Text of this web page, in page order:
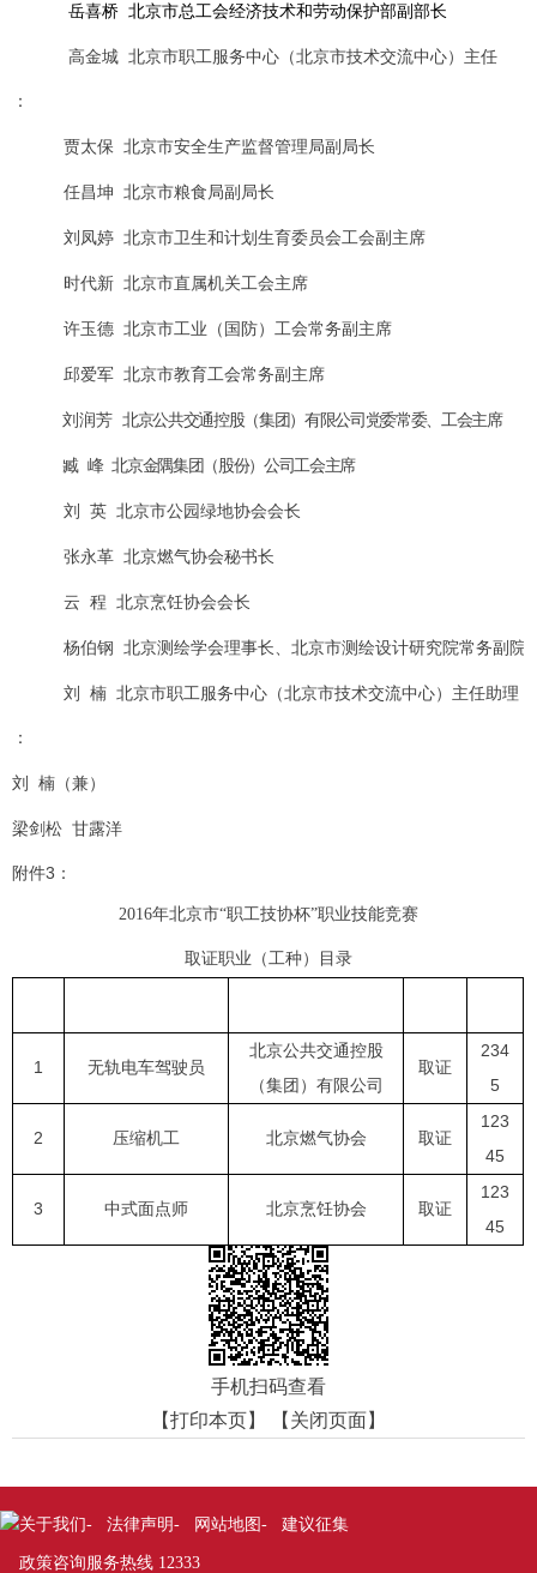
岳喜桥 北京市总工会经济技术和劳动保护部副部长
高金城 北京市职工服务中心（北京市技术交流中心）主任
：
贾太保 北京市安全生产监督管理局副局长
任昌坤 北京市粮食局副局长
刘凤婷 北京市卫生和计划生育委员会工会副主席
时代新 北京市直属机关工会主席
许玉德 北京市工业（国防）工会常务副主席
邱爱军 北京市教育工会常务副主席
刘润芳 北京公共交通控股（集团）有限公司党委常委、工会主席
臧 峰 北京金隅集团（股份）公司工会主席
刘 英 北京市公园绿地协会会长
张永革 北京燃气协会秘书长
云 程 北京烹饪协会会长
杨伯钢 北京测绘学会理事长、北京市测绘设计研究院常务副院
刘 楠 北京市职工服务中心（北京市技术交流中心）主任助理
：
刘 楠（兼）
梁剑松 甘露洋
附件3：
2016年北京市“职工技协杯”职业技能竞赛
取证职业（工种）目录
1 无轨电车驾驶员
北京公共交通控股
（集团）有限公司
取证
234
5
2 压缩机工 北京燃气协会 取证
123
45
3 中式面点师 北京烹饪协会 取证
123
45
手机扫码查看
【打印本页】
【关闭页面】
关于我们- 法律声明- 网站地图- 建议征集
政策咨询服务热线 12333